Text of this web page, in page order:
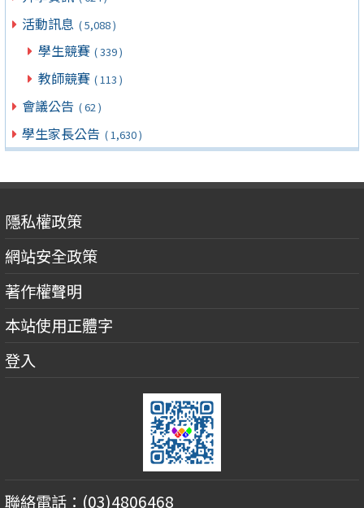
活動訊息 ( 5,088 )
學生競賽 ( 339 )
教師競賽 ( 113 )
會議公告 ( 62 )
學生家長公告 ( 1,630 )
隱私權政策
網站安全政策
著作權聲明
本站使用正體字
登入
聯絡電話：(03)4806468